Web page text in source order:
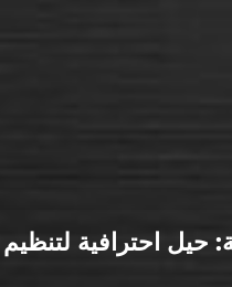
حيل احترافية